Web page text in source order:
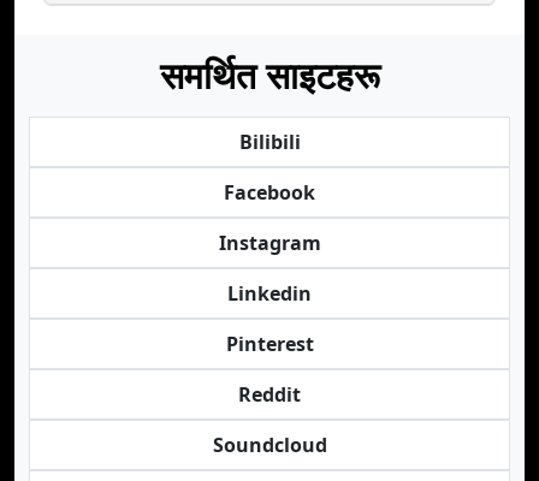
समर्थित साइटहरू
Bilibili
Facebook
Instagram
Linkedin
Pinterest
Reddit
Soundcloud